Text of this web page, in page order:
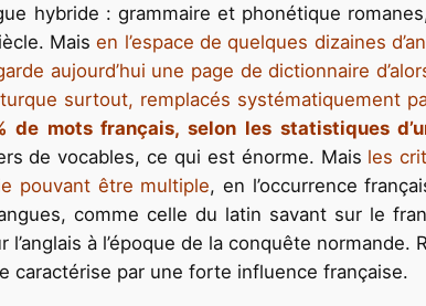
hybride : grammaire et phonétique
Mais en l’espace de quelques dizaines
aujourd’hui une page de dictionnaire
surtout, remplacés systématiquement
de mots français, selon les statistiques
de vocables, ce qui est énorme. Mais les
pouvant être multiple, en l’occurrence
comme celle du latin savant sur le
l’anglais à l’époque de la conquête
caractérise par une forte influence française.